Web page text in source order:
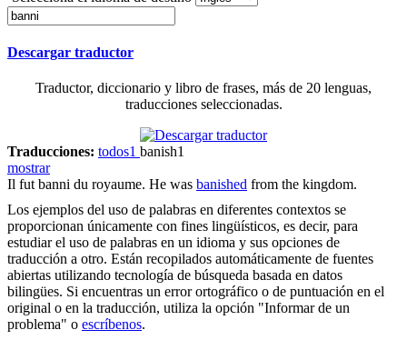
Descargar traductor
Traductor, diccionario y libro de frases, más de 20 lenguas,
traducciones seleccionadas.
Traducciones: todos1 banish1
mostrar
Il futbanni du royaume. He was banished from the kingdom.
Los ejemplos del uso de palabras en diferentes contextos se
proporcionan únicamente con fines lingüísticos, es decir, para
estudiar el uso de palabras en un idioma y sus opciones de
traducción a otro. Están recopilados automáticamente de fuentes
abiertas utilizando tecnología de búsqueda basada en datos
bilingües. Si encuentras un error ortográfico o de puntuación en el
original o en la traducción, utiliza la opción "Informar de un
problema" o escríbenos.